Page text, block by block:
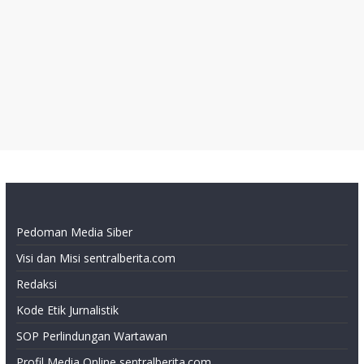
Pedoman Media Siber
Visi dan Misi sentralberita.com
Redaksi
Kode Etik Jurnalistik
SOP Perlindungan Wartawan